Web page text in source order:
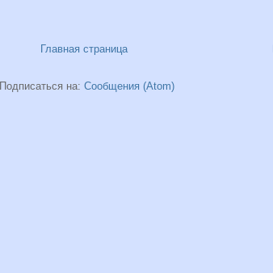
Главная страница
Подписаться на: Сообщения (Atom)